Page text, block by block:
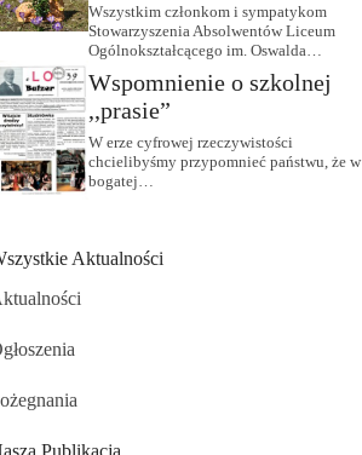
Wszystkim członkom i sympatykom
Stowarzyszenia Absolwentów Liceum
Ogólnokształcącego im. Oswalda…
Wspomnienie o szkolnej
,,prasie”
W erze cyfrowej rzeczywistości
chcielibyśmy przypomnieć państwu, że w
bogatej…
Aktualności